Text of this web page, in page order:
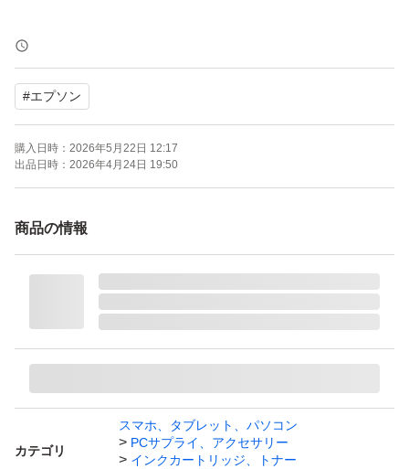
対象機種：EP-982A3、EP-979A3、EP-978A3、EP-977A
3、EP-907F、 EP-808AW、EP-808AB、EP-808AR、EP-
807AW、EP-807AB、EP-807AR、EP-777A、EP-708A、
EP-707A
エプソン インクカートリッジ とうもろこし IC6CL80L（6
色パック 増量）
#エプソン
購入日時： 2026年5月22日 12:17
出品日時： 2026年4月24日 19:50
商品の情報
カテゴリ
スマホ、タブレット、パソコン
PCサプライ、アクセサリー
インクカートリッジ、トナー